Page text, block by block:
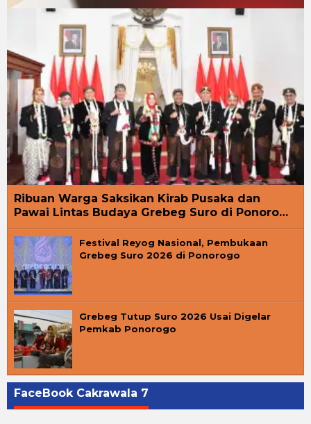
Ribuan Warga Saksikan Kirab Pusaka dan
Pawai Lintas Budaya Grebeg Suro di Ponoro…
Festival Reyog Nasional, Pembukaan
Grebeg Suro 2026 di Ponorogo
Grebeg Tutup Suro 2026 Usai Digelar
Pemkab Ponorogo
FaceBook Cakrawala 7